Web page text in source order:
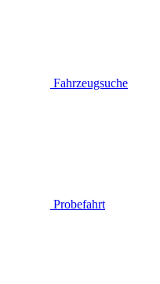
Fahrzeugsuche
Probefahrt